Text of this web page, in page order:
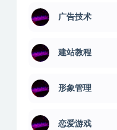
广告技术
建站教程
形象管理
恋爱游戏